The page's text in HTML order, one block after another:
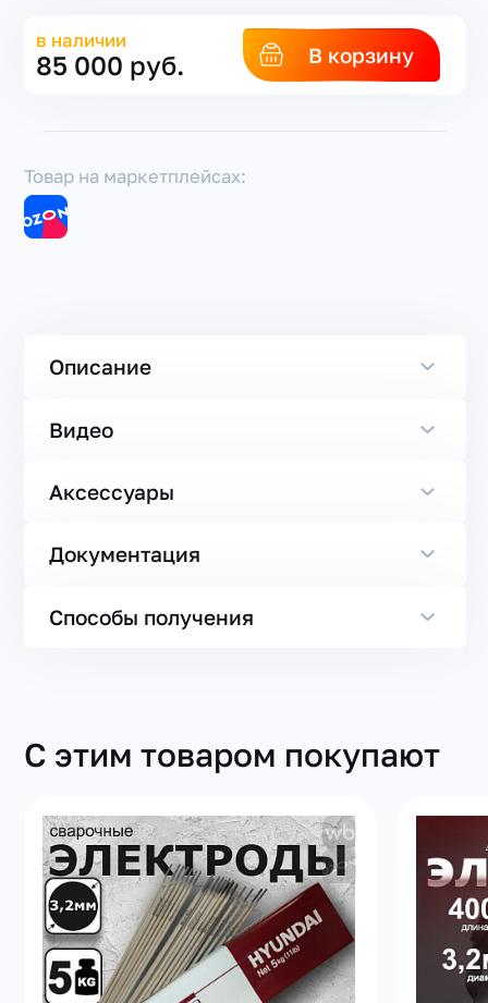
Товар на маркетплейсах:
в наличии
85 000 руб. В корзину
Описание
Видео
Аксессуары
Документация
Способы получения
С этим товаром покупают